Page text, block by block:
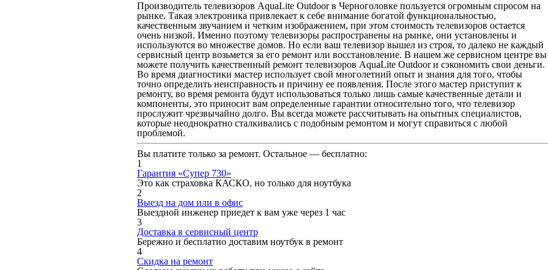
Производитель телевизоров AquaLite Outdoor в Черноголовке пользуется огромным спросом на
рынке. Такая электроника привлекает к себе внимание богатой функциональностью,
качественным звучанием и четким изображением, при этом стоимость телевизоров остается
очень низкой. Именно поэтому телевизоры распространены на рынке, они установлены и
используются во множестве домов. Но если ваш телевизор вышел из строя, то далеко не каждый
сервисный центр возьмется за его ремонт или восстановление. В нашем же сервисном центре вы
можете получить качественный ремонт телевизоров AquaLite Outdoor и сэкономить свои деньги.
Во время диагностики мастер использует свой многолетний опыт и знания для того, чтобы
точно определить неисправность и причину ее появления. После этого мастер приступит к
ремонту, во время ремонта будут использоваться только лишь самые качественные детали и
компоненты, это приносит вам определенные гарантии относительно того, что телевизор
прослужит чрезвычайно долго. Вы всегда можете рассчитывать на опытных специалистов,
которые неоднократно сталкивались с подобным ремонтом и могут справиться с любой
проблемой.
Вы платите только за ремонт. Остальное — бесплатно:
1
Гарантия «Супер 730»
Это как страховка КАСКО, но только для ноутбука
2
Выезд на дом или в офис
Выездной инженер приедет к вам уже через 1 час
3
Доставка в сервисный центр
Бережно и бесплатно доставим ноутбук в ремонт
4
Скидка на ремонт